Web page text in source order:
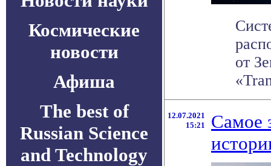
Космические
новости
Афиша
The best of
Russian Science
and Technology
от
12.07.2021
15:21
Самое